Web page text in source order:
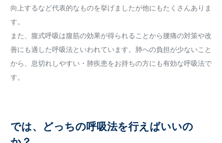
向上するなど代表的なものを挙げましたが他にもたくさんありま
す。
また、腹式呼吸は腹筋の効果が得られることから腰痛の対策や改
善にも適した呼吸法といわれています。肺への負担が少ないこと
から、息切れしやすい・肺疾患をお持ちの方にも有効な呼吸法で
す。
では、どっちの呼吸法を行えばいいの